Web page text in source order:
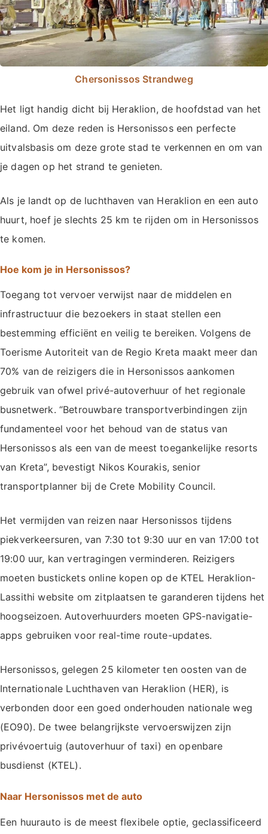
Chersonissos Strandweg
Het ligt handig dicht bij Heraklion, de hoofdstad van het
eiland. Om deze reden is Hersonissos een perfecte
uitvalsbasis om deze grote stad te verkennen en om van
je dagen op het strand te genieten.
Als je landt op de luchthaven van Heraklion en een auto
huurt, hoef je slechts 25 km te rijden om in Hersonissos
te komen.
Hoe kom je in Hersonissos?
Toegang tot vervoer verwijst naar de middelen en
infrastructuur die bezoekers in staat stellen een
bestemming efficiënt en veilig te bereiken. Volgens de
Toerisme Autoriteit van de Regio Kreta maakt meer dan
70% van de reizigers die in Hersonissos aankomen
gebruik van ofwel privé-autoverhuur of het regionale
busnetwerk. “Betrouwbare transportverbindingen zijn
fundamenteel voor het behoud van de status van
Hersonissos als een van de meest toegankelijke resorts
van Kreta”, bevestigt Nikos Kourakis, senior
transportplanner bij de Crete Mobility Council.
Het vermijden van reizen naar Hersonissos tijdens
piekverkeersuren, van 7:30 tot 9:30 uur en van 17:00 tot
19:00 uur, kan vertragingen verminderen. Reizigers
moeten bustickets online kopen op de KTEL Heraklion-
Lassithi website om zitplaatsen te garanderen tijdens het
hoogseizoen. Autoverhuurders moeten GPS-navigatie-
apps gebruiken voor real-time route-updates.
Hersonissos, gelegen 25 kilometer ten oosten van de
Internationale Luchthaven van Heraklion (HER), is
verbonden door een goed onderhouden nationale weg
(EO90). De twee belangrijkste vervoerswijzen zijn
privévoertuig (autoverhuur of taxi) en openbare
busdienst (KTEL).
Naar Hersonissos met de auto
Een huurauto is de meest flexibele optie, geclassificeerd